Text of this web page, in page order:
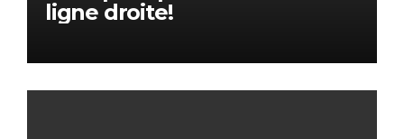
ligne droite!